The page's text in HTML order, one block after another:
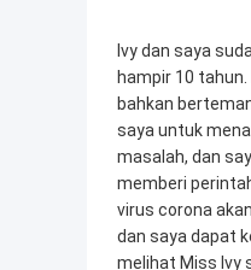
Ivy dan saya
hampir 10
bahkan
saya untuk
masalah, dan
memberi
virus corona
dan saya dapat
melihat Miss Ivy